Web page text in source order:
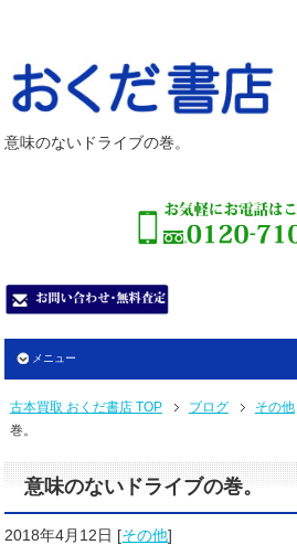
意味のないドライブの巻。
メニュー
古本買取 おくだ書店 TOP ブログ その他
巻。
意味のないドライブの巻。
2018年4月12日 [その他]